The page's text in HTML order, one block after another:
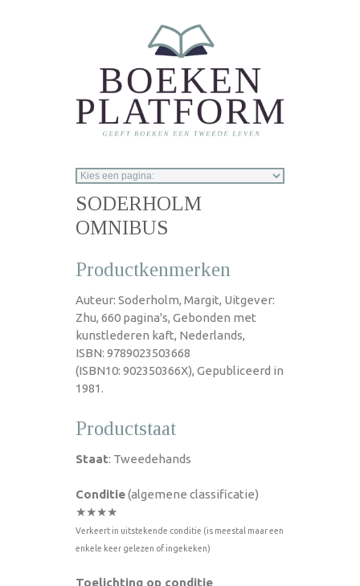
SODERHOLM
OMNIBUS
Productkenmerken
Auteur: Soderholm, Margit, Uitgever:
Zhu, 660 pagina's, Gebonden met
kunstlederen kaft, Nederlands,
ISBN: 9789023503668
(ISBN10: 902350366X), Gepubliceerd in
1981.
Productstaat
Staat: Tweedehands
Conditie(algemene classificatie)
★★★★
Verkeert in uitstekende conditie (is meestal maar een
enkele keer gelezen of ingekeken)
Toelichting op conditie